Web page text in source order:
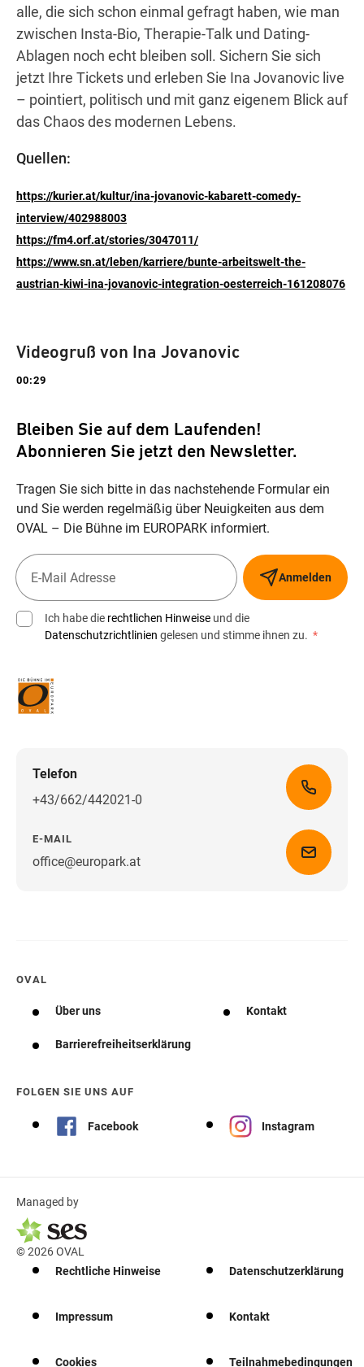
alle, die sich schon einmal gefragt haben, wie man
zwischen Insta-Bio, Therapie-Talk und Dating-
Ablagen noch echt bleiben soll. Sichern Sie sich
jetzt Ihre Tickets und erleben Sie Ina Jovanovic live
– pointiert, politisch und mit ganz eigenem Blick auf
das Chaos des modernen Lebens.
Quellen:
https://kurier.at/kultur/ina-jovanovic-kabarett-comedy-
interview/402988003
https://fm4.orf.at/stories/3047011/
https://www.sn.at/leben/karriere/bunte-arbeitswelt-the-
austrian-kiwi-ina-jovanovic-integration-oesterreich-161208076
Videogruß von Ina Jovanovic
00:29
Bleiben Sie auf dem Laufenden!
Abonnieren Sie jetzt den Newsletter.
Tragen Sie sich bitte in das nachstehende Formular ein
und Sie werden regelmäßig über Neuigkeiten aus dem
OVAL – Die Bühne im EUROPARK informiert.
Anmelden
Ich habe die rechtlichen Hinweise und die
Datenschutzrichtlinien gelesen und stimme ihnen zu. *
Telefon
+43/662/442021-0
E-MAIL
office@europark.atWegbeschreibung erhalten
OVAL
Über uns Kontakt
Barrierefreiheitserklärung
FOLGEN SIE UNS AUF
Facebook Instagram
Managed by
© 2026 OVAL
Rechtliche Hinweise
Datenschutzerklärung
Impressum Kontakt
Cookies Teilnahmebedingungen